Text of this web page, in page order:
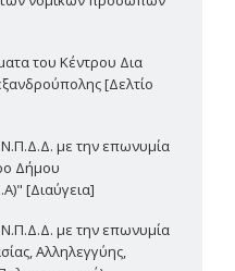
του Κέντρου Δια
[Δελτίο
με την επωνυμία
Δήμου
[Διαύγεια]
με την επωνυμία
Αλληλεγγύης,